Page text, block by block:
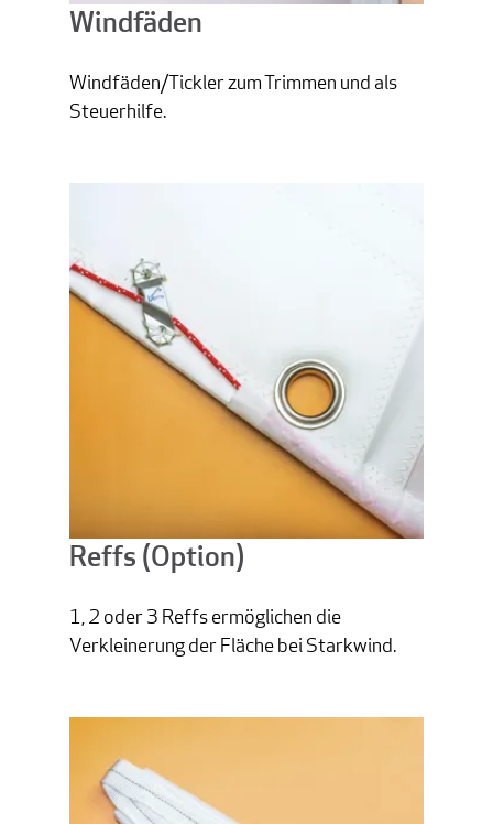
Windfäden
Windfäden/Tickler zum Trimmen und als
Steuerhilfe.
Reffs (Option)
1, 2 oder 3 Reffs ermöglichen die
Verkleinerung der Fläche bei Starkwind.